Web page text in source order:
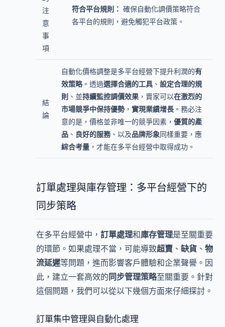
注
意
事
項
符合平台規則： 確保自動化調價策略符合
各平台的規則，避免觸犯平台政策。
結
論
自動化價格調整是多平台經營下提升利潤的有
效策略。透過選擇合適的工具 、 設定合理的規
則 、並持續監控調價效果 ，賣家可以在激烈的
市場競爭中保持優勢， 實現業績增長 。務必注
意的是，價格並非唯一的競爭因素， 優質的產
品 、 良好的服務 、以及品牌形象同樣重要，應
綜合考量 ，才能在多平台經營中取得成功。
訂單處理與庫存管理：多平台經營下的
同步策略
在多平台經營中， 訂單處理和庫存管理是至關重要
的環節。如果處理不當，可能導致超賣 、 缺貨 、 物
流延遲等問題，進而影響客戶體驗和企業聲譽。因
此，建立一套高效的同步管理策略至關重要。針對
這個問題，我們可以從以下幾個方面來仔細探討。
訂單集中管理與自動化處理